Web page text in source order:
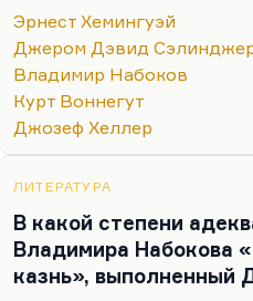
Понимаете, какая вещь?
в минуты, когда
последний всплеск
что он делал в это время,
«Острова в океане»,
пройденного. Вещь
посмертно издали, там
Эрнест Хемингуэй
Джером Дэвид
Владимир Набоков
Курт Воннегут
Джозеф Хеллер
ЛИТЕРАТУРА
В какой степени
Владимира Набокова
казнь», выполненный